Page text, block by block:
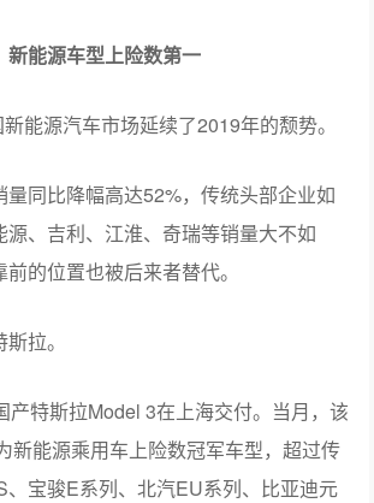
新能源车型上险数第一
能源汽车市场延续了2019年的颓势。
量同比降幅高达52%，传统头部企业如
源、吉利、江淮、奇瑞等销量大不如
的位置也被后来者替代。
拉。
产特斯拉Model 3在上海交付。当月，该
新能源乘用车上险数冠军车型，超过传
、宝骏E系列、北汽EU系列、比亚迪元